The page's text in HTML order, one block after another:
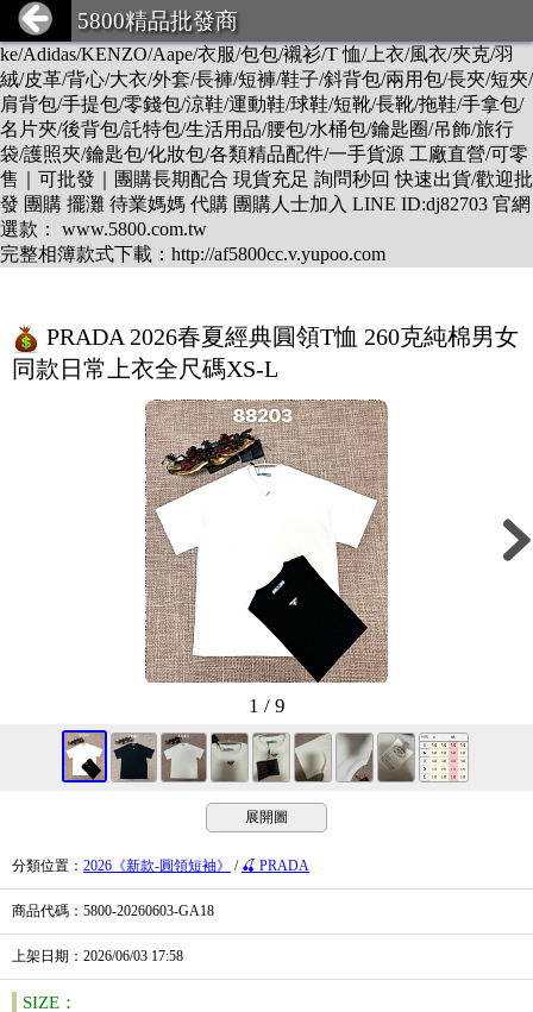
DESCENTE/LV/BURBERRY/GUCCI/PRADA/CHANEL/BALEN
CIAGA/DIOR/Hermes/FENDI/MONCLER/Armani/Supreme/CK/Ni
ke/Adidas/KENZO/Aape/衣服/包包/襯衫/T 恤/上衣/風衣/夾克/羽
絨/皮革/背心/大衣/外套/長褲/短褲/鞋子/斜背包/兩用包/長夾/短夾/
肩背包/手提包/零錢包/涼鞋/運動鞋/球鞋/短靴/長靴/拖鞋/手拿包/
名片夾/後背包/託特包/生活用品/腰包/水桶包/鑰匙圈/吊飾/旅行
袋/護照夾/鑰匙包/化妝包/各類精品配件/一手貨源 工廠直營/可零
售｜可批發｜團購長期配合 現貨充足 詢問秒回 快速出貨/歡迎批
發 團購 擺灘 待業媽媽 代購 團購人士加入 LINE ID:dj82703 官網
選款： www.5800.com.tw
完整相簿款式下載：http://af5800cc.v.yupoo.com
5800精品批發商
PRADA 2026春夏經典圓領T恤 260克純棉男女
同款日常上衣全尺碼XS-L
1 / 9
展開圖
分類位置 ： 2026《新款-圓領短袖》 / 🍒 PRADA
商品代碼 ：5800-20260603-GA18
上架日期 ：2026/06/03 17:58
SIZE：